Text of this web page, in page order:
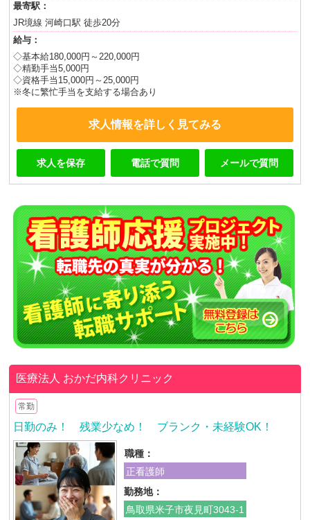
最寄駅：
JR境線 河崎口駅 徒歩20分
給与：
◇基本給180,000円～220,000円
◇精勤手当5,000円
◇資格手当15,000円～25,000円
※冬に繁忙手当を支給する場合あり
求人情報を詳しく見てみる
求人を保存 電話で質問 メールで質問
医療法人 おかだ内科クリニック
常勤
日勤のみ！ 残業少なめ！ ブランク・未経験OK！
職種：
正看護師
勤務地：
鳥取県米子市夜見町3043-1